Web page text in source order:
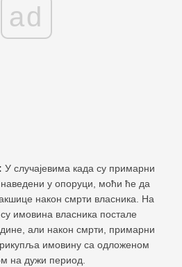
ad
У случајевима када су примарни
у опоруци, моћи ће да
након смрти власника. На
имовина власника постале
али након смрти, примарни
имовину са одложеном
на дужи период.